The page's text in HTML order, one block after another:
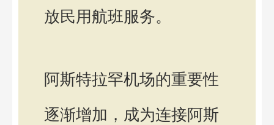
放民用航班服务。
阿斯特拉罕机场的重要性
逐渐增加，成为连接阿斯